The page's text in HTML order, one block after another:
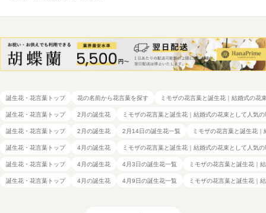
誕生花・花言葉トップ 花の名前から花言葉を探す ミモザの花言葉と誕生花｜結婚式の花
誕生花・花言葉トップ 2月の誕生花 ミモザの花言葉と誕生花｜結婚式の花束として人気の
誕生花・花言葉トップ 2月の誕生花 2月14日の誕生花一覧 ミモザの花言葉と誕生花
誕生花・花言葉トップ 4月の誕生花 ミモザの花言葉と誕生花｜結婚式の花束として人気の
誕生花・花言葉トップ 4月の誕生花 4月3日の誕生花一覧 ミモザの花言葉と誕生花｜
誕生花・花言葉トップ 4月の誕生花 4月9日の誕生花一覧 ミモザの花言葉と誕生花｜